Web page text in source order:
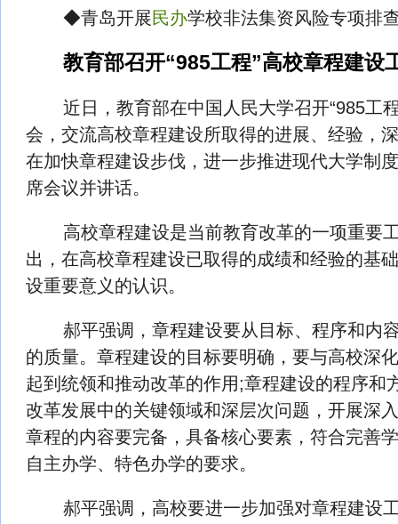
◆青岛开展民办学校非法集资风险专项排
教育部召开“985工程”高校章程建设
近日，教育部在中国人民大学召开“985工
会，交流高校章程建设所取得的进展、经验，
在加快章程建设步伐，进一步推进现代大学制
席会议并讲话。
高校章程建设是当前教育改革的一项重要
出，在高校章程建设已取得的成绩和经验的基
设重要意义的认识。
郝平强调，章程建设要从目标、程序和内
的质量。章程建设的目标要明确，要与高校深
起到统领和推动改革的作用;章程建设的程序和
改革发展中的关键领域和深层次问题，开展深
章程的内容要完备，具备核心要素，符合完善
自主办学、特色办学的要求。
郝平强调，高校要进一步加强对章程建设